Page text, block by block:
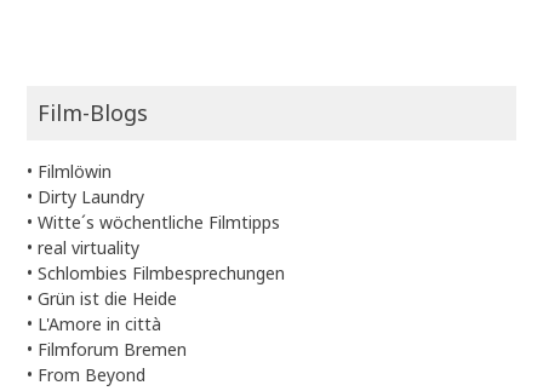
Film-Blogs
• Filmlöwin
• Dirty Laundry
•Witte´s wöchentliche Filmtipps
•real virtuality
•Schlombies Filmbesprechungen
•Grün ist die Heide
• L'Amore in città
• Filmforum Bremen
• From Beyond